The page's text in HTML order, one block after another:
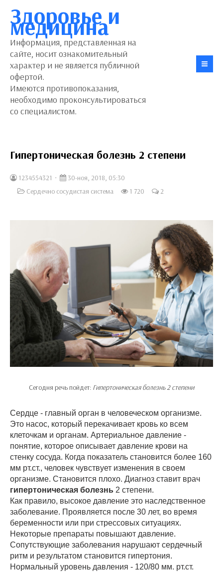
Здоровье и
медицина
Информация, представленная на
сайте, носит ознакомительный
характер и не является публичной
офертой.
Имеются противопоказания,
необходимо проконсультироваться
со специалистом.
Гипертоническая болезнь 2 степени
1234554321
30-ноя, 2018, 05:30
Сердечно сосудистая система
1 720 2
Сегодня речь пойдет: Гипертоническая болезнь 2 степени
Сердце - главный орган в человеческом организме.
Это насос, который перекачивает кровь ко всем
клеточкам и органам. Артериальное давление -
понятие, которое описывает давление крови на
стенку сосуда. Когда показатель становится более 160
мм рт.ст., человек чувствует изменения в своем
организме. Становится плохо. Диагноз ставит врач
гипертоническая болезнь 2 степени.
Как правило, высокое давление это наследственное
заболевание. Проявляется после 30 лет, во время
беременности или при стрессовых ситуациях.
Некоторые препараты повышают давление.
Сопутствующие заболевания нарушают сердечный
ритм и результатом становится гипертония.
Нормальный уровень давления - 120/80 мм. рт.ст.